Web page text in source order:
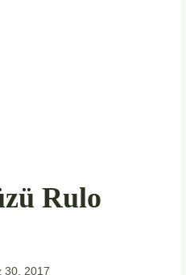
Rulo
30, 2017